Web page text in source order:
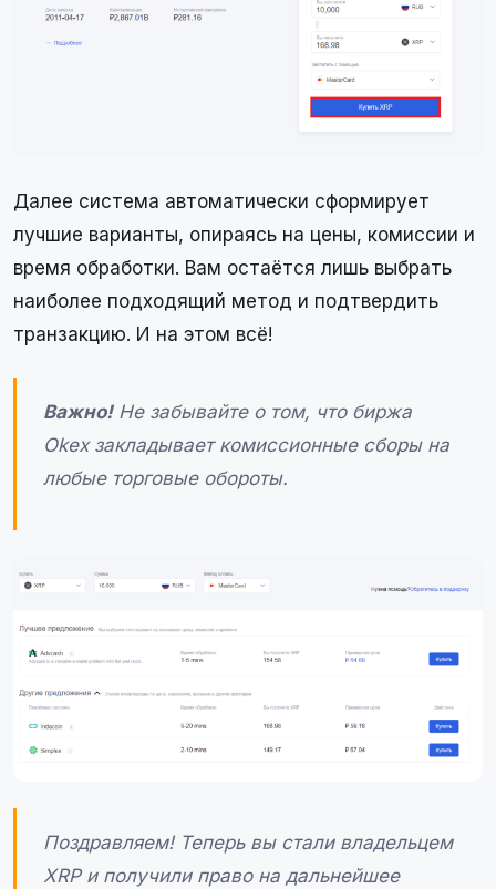
Далее система автоматически сформирует
лучшие варианты, опираясь на цены, комиссии и
время обработки. Вам остаётся лишь выбрать
наиболее подходящий метод и подтвердить
транзакцию. И на этом всё!
Важно!Не забывайте о том, что биржа
Okex закладывает комиссионные сборы на
любые торговые обороты.
Поздравляем! Теперь вы стали владельцем
XRP и получили право на дальнейшее